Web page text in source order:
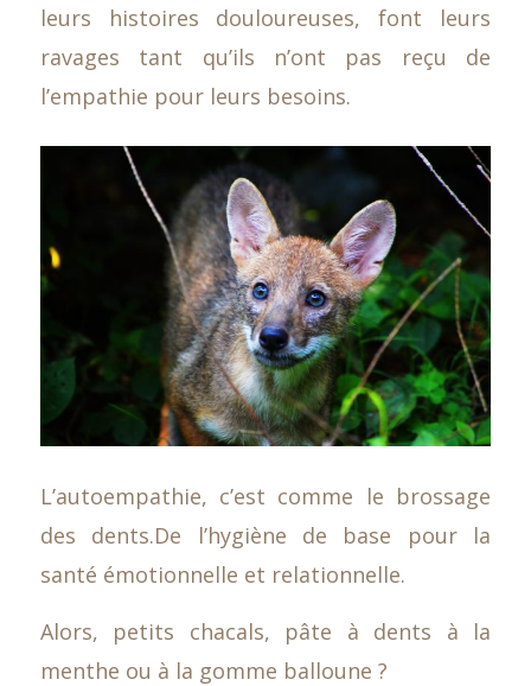
leurs histoires douloureuses, font leurs
ravages tant qu’ils n’ont pas reçu de
l’empathie pour leurs besoins.
L’autoempathie, c’est comme le brossage
des dents.De l’hygiène de base pour la
santé émotionnelle et relationnelle.
Alors, petits chacals, pâte à dents à la
menthe ou à la gomme balloune ?